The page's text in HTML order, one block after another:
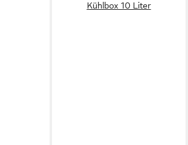
Kühlbox 10 Liter